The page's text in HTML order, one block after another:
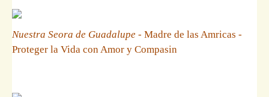
Nuestra Seora de Guadalupe - Madre de las Amricas -
Proteger la Vida con Amor y Compasin